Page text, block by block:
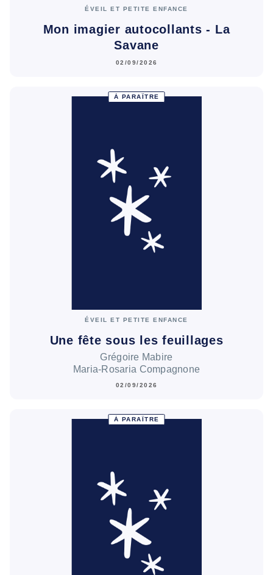
ÉVEIL ET PETITE ENFANCE
Mon imagier autocollants - La
Savane
02/09/2026
À PARAÎTRE
ÉVEIL ET PETITE ENFANCE
Une fête sous les feuillages
Grégoire Mabire
Maria-Rosaria Compagnone
02/09/2026
À PARAÎTRE